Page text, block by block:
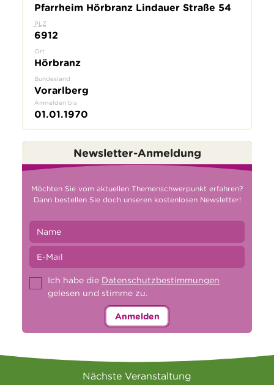
Pfarrheim Hörbranz Lindauer Straße 54
PLZ
6912
Ort
Hörbranz
Bundesland
Vorarlberg
Anmelden bis
01.01.1970
Newsletter-Anmeldung
Möchten Sie vom aktuellen Themenschwerpunkt erfahren?
Dann bestellen Sie doch unseren kostenlosen Newsletter!
Ich habe die Datenschutzbestimmungen
gelesen und stimme zu.
Anmelden
Nächste Veranstaltung